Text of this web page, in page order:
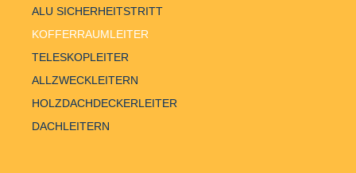
ALU SICHERHEITSTRITT
KOFFERRAUMLEITER
TELESKOPLEITER
ALLZWECKLEITERN
HOLZDACHDECKERLEITER
DACHLEITERN